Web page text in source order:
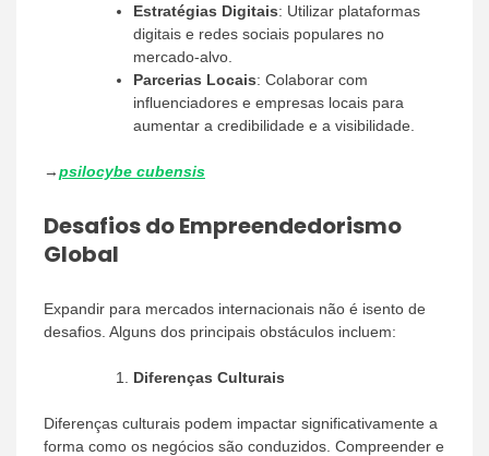
Estratégias Digitais: Utilizar plataformas
digitais e redes sociais populares no
mercado-alvo.
Parcerias Locais: Colaborar com
influenciadores e empresas locais para
aumentar a credibilidade e a visibilidade.
→psilocybe cubensis
Desafios do Empreendedorismo
Global
Expandir para mercados internacionais não é isento de
desafios. Alguns dos principais obstáculos incluem:
Diferenças Culturais
Diferenças culturais podem impactar significativamente a
forma como os negócios são conduzidos. Compreender e